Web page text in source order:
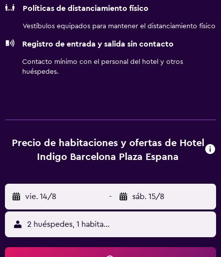
Políticas de distanciamiento físico
Vestíbulos equipados para mantener el distanciamiento físico
Registro de entrada y salida sin contacto
Contacto mínimo con el personal del hotel y otros
huéspedes.
Precio de habitaciones y ofertas de Hotel
Indigo Barcelona Plaza Espana
vie. 14/8 - sáb. 15/8
2 huéspedes, 1 habitación